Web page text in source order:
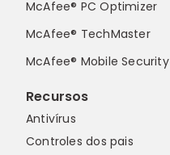
McAfee® PC Optimizer
McAfee® TechMaster
McAfee® Mobile Security
Recursos
Antivírus
Controles dos pais